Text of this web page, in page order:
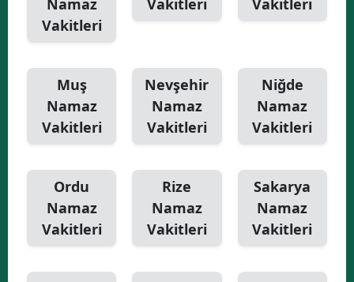
Namaz
Vakitleri
Vakitleri
Vakitleri
Muş
Namaz
Vakitleri
Nevşehir
Namaz
Vakitleri
Niğde
Namaz
Vakitleri
Ordu
Namaz
Vakitleri
Rize
Namaz
Vakitleri
Sakarya
Namaz
Vakitleri